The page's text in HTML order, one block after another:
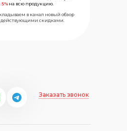
на всю продукцию.
в канал новый обзор
действующими скидками.
Заказать звонок